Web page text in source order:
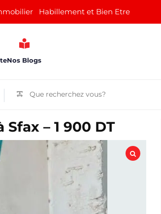
Habillement et Bien Etre
Nos Blogs
– 1 900 DT